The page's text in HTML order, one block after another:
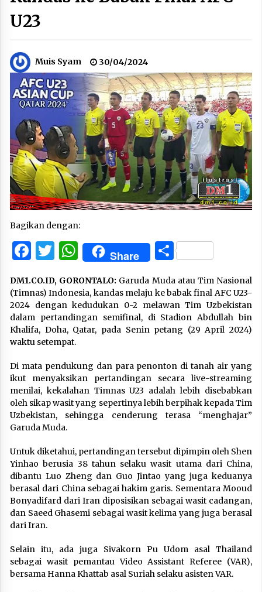
U23
Muis Syam 30/04/2024
Bagikan dengan:
Facebook
Twitter
WhatsApp
Share Share
DM1.CO.ID, GORONTALO: Garuda Muda atau Tim Nasional
(Timnas) Indonesia, kandas melaju ke babak final AFC U23-
2024 dengan kedudukan 0-2 melawan Tim Uzbekistan
dalam pertandingan semifinal, di Stadion Abdullah bin
Khalifa, Doha, Qatar, pada Senin petang (29 April 2024)
waktu setempat.
Di mata pendukung dan para penonton di tanah air yang
ikut menyaksikan pertandingan secara live-streaming
menilai, kekalahan Timnas U23 adalah lebih disebabkan
oleh sikap wasit yang sepertinya lebih berpihak kepada Tim
Uzbekistan, sehingga cenderung terasa “menghajar”
Garuda Muda.
Untuk diketahui, pertandingan tersebut dipimpin oleh Shen
Yinhao berusia 38 tahun selaku wasit utama dari China,
dibantu Luo Zheng dan Guo Jintao yang juga keduanya
berasal dari China sebagai hakim garis. Sementara Mooud
Bonyadifard dari Iran diposisikan sebagai wasit cadangan,
dan Saeed Ghasemi sebagai wasit kelima yang juga berasal
dari Iran.
Selain itu, ada juga Sivakorn Pu Udom asal Thailand
sebagai wasit pemantau Video Assistant Referee (VAR),
bersama Hanna Khattab asal Suriah selaku asisten VAR.